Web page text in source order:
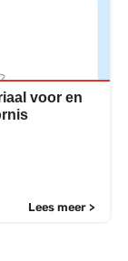
voor en
Lees meer >